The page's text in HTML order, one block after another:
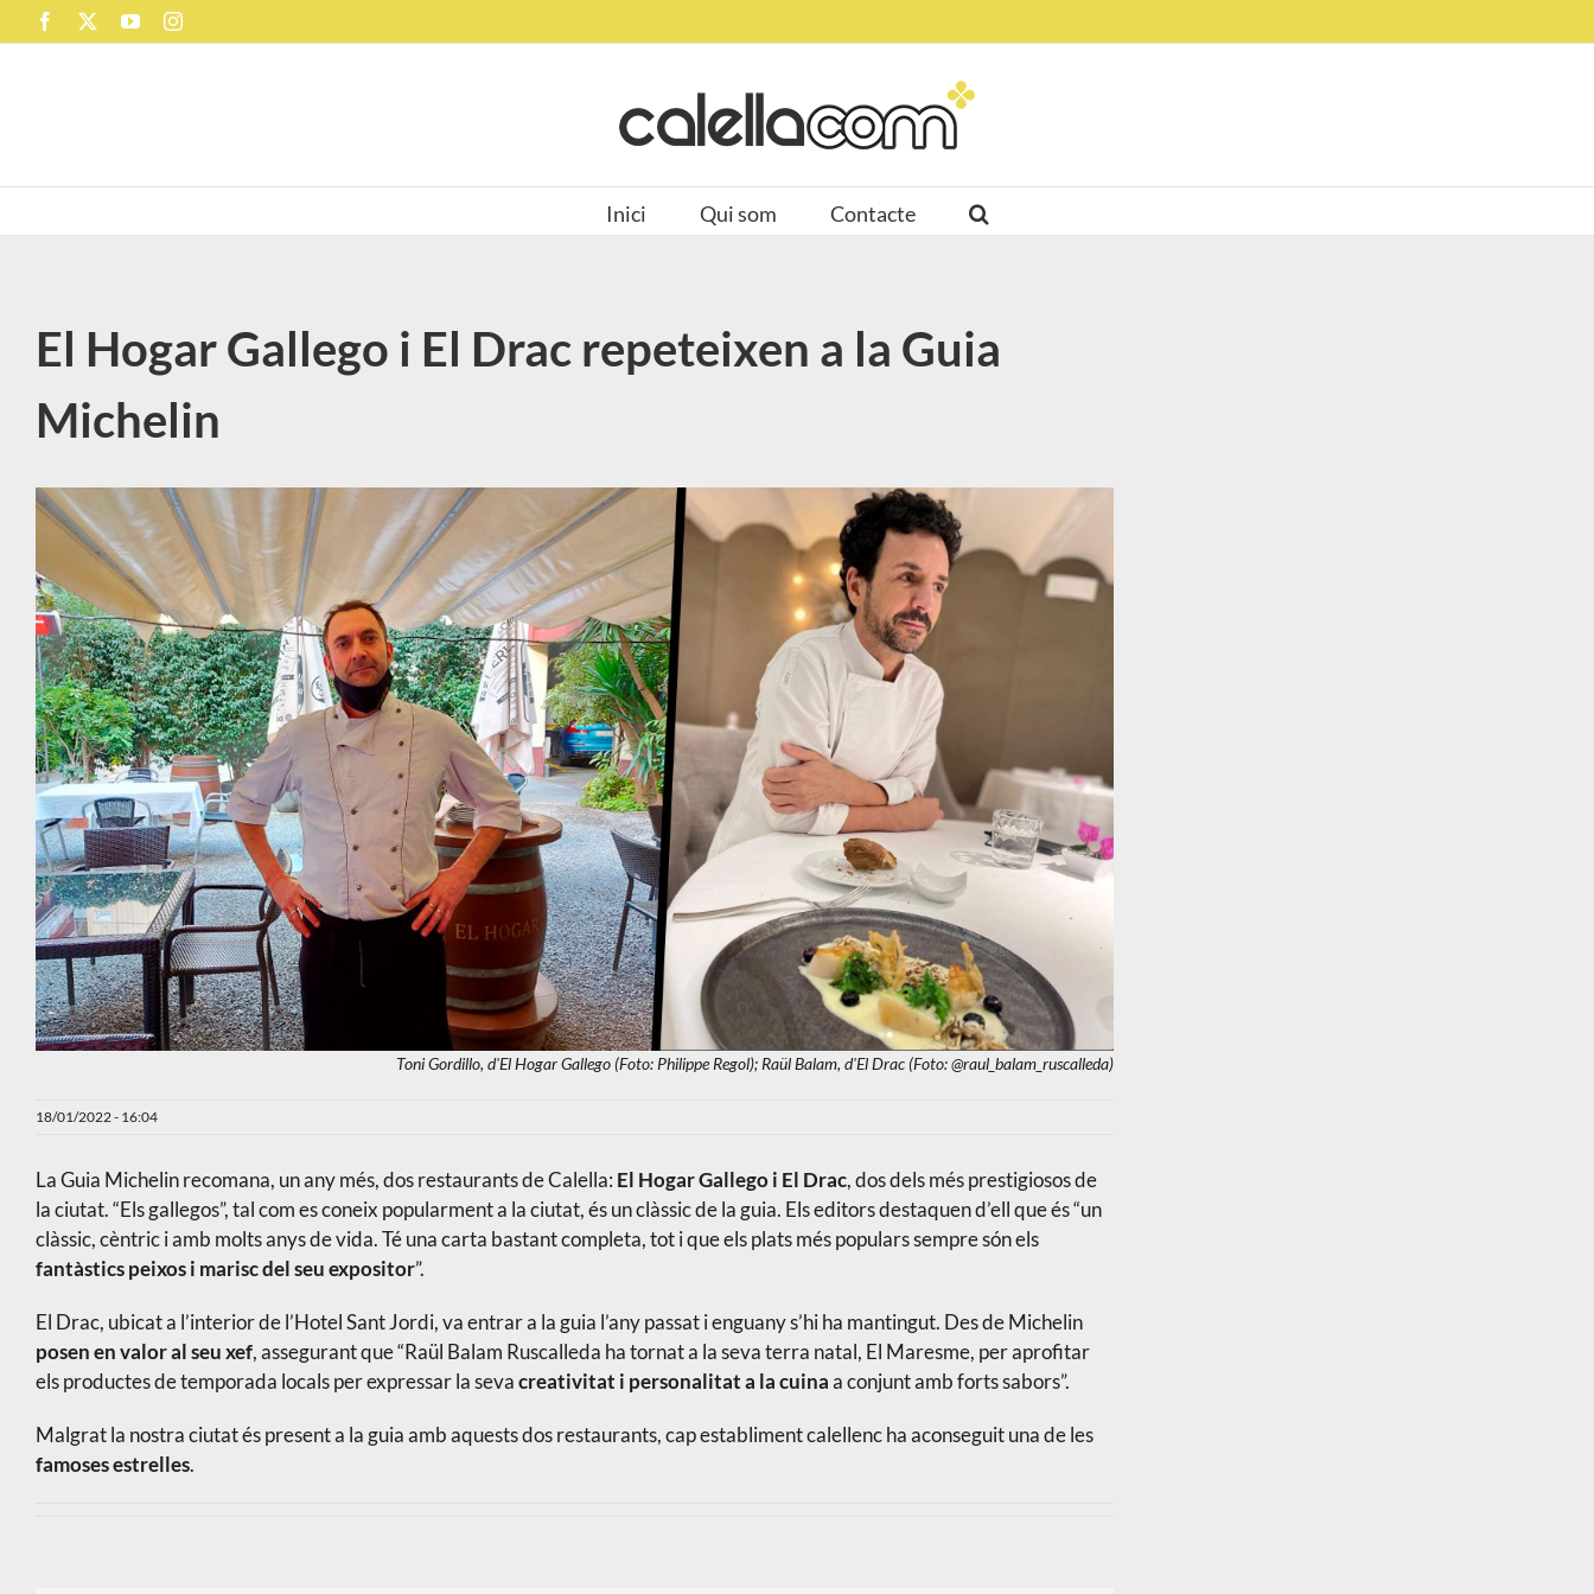
to
Facebook YouTubeInstagram
Inici Qui som Contacte
El Hogar Gallego i El Drac repeteixen a la Guia
Michelin
Toni Gordillo, d'El Hogar Gallego (Foto: Philippe Regol); Raül Balam, d'El Drac (Foto: @raul_balam_ruscalleda)
18/01/2022 - 16:04
La Guia Michelin recomana, un any més, dos restaurants de Calella: El Hogar Gallego i El Drac, dos dels més prestigiosos de
la ciutat. “Els gallegos”, tal com es coneix popularment a la ciutat, és un clàssic de la guia. Els editors destaquen d’ell que és “un
clàssic, cèntric i amb molts anys de vida. Té una carta bastant completa, tot i que els plats més populars sempre són els
fantàstics peixos i marisc del seu expositor”.
El Drac, ubicat a l’interior de l’Hotel Sant Jordi, va entrar a la guia l’any passat i enguany s’hi ha mantingut. Des de Michelin
posen en valor al seu xef, assegurant que “Raül Balam Ruscalleda ha tornat a la seva terra natal, El Maresme, per aprofitar
els productes de temporada locals per expressar la sevacreativitat i personalitat a la cuinaa conjunt amb forts sabors”.
Malgrat la nostra ciutat és present a la guia amb aquests dos restaurants, cap establiment calellenc ha aconseguit una de les
famoses estrelles.